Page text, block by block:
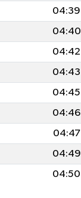
04:39
04:40
04:42
04:43
04:45
04:46
04:47
04:49
04:50